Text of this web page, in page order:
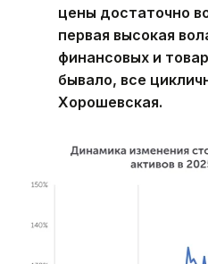
цены достаточно
первая высокая
финансовых и
бывало, все
Хорошевская.